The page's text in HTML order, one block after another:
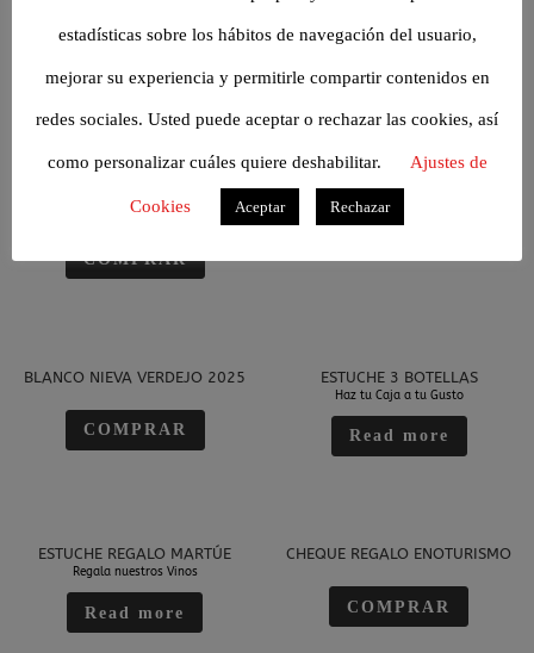
COMPRAR
MARTÚE 2023
de 5
COMPRAR
BLANCO NIEVA VERDEJO 2025
MAGNUM
BLANCO NIEVA VERDEJO 2025
COMPRAR
ESTUCHE 3 BOTELLAS
Haz tu Caja a tu Gusto
Read more
ESTUCHE REGALO MARTÚE
Regala nuestros Vinos
Read more
CHEQUE REGALO ENOTURISMO
COMPRAR
estadísticas sobre los hábitos de navegación del usuario,
mejorar su experiencia y permitirle compartir contenidos en
redes sociales. Usted puede aceptar o rechazar las cookies, así
como personalizar cuáles quiere deshabilitar. Ajustes de
Cookies Aceptar Rechazar